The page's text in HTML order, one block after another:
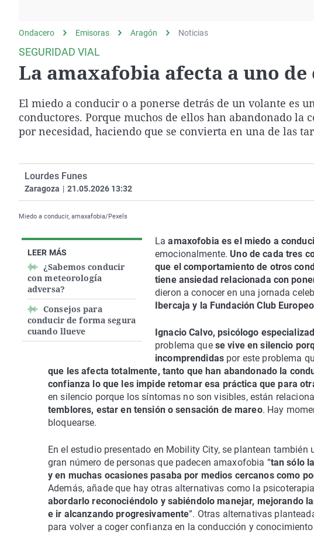
gato
Operación Viuda
Negra
Ondacero Emisoras Aragón Noticias
SEGURIDAD VIAL
La amaxafobia afecta a uno
El miedo a conducir o a ponerse detrás de un volante es
conductores. Porque muchos de ellos han abandonado
por necesidad, haciendo que se convierta en una de las
Lourdes Funes
Zaragoza | 21.05.2026 13:32
Miedo a conducir, amaxafobia/Pexels
LEER MÁS
¿Sabemos conducir
con meteorología
adversa?
Consejos para
conducir de forma segura
cuando llueve
Laamaxofobia es el miedo a
emocionalmente. Uno de cada tres
que el comportamiento de otros
tiene ansiedad relacionada con
dieron a conocer en una jornada
Ibercaja y la Fundación Club
Ignacio Calvo, psicólogo
problema que se vive en silencio
incomprendidaspor este problema
que les afecta totalmente, tanto que han abandonado la
confianza lo que les impide retomar esa práctica que para
en silencio porque los síntomas no son visibles, están
temblores, estar en tensión o sensación de mareo. Hay
bloquearse.
En el estudio presentado en Mobility City, se plantean también
gran número de personas que padecen amaxofobia “tan sólo
y en muchas ocasiones pasaba por medios cercanos como
Además, añade que hay otras alternativas como la
abordarlo reconociéndolo y sabiéndolo manejar, mejorando
e ir alcanzando progresivamente”. Otras alternativas
para volver a coger confianza en la conducción y